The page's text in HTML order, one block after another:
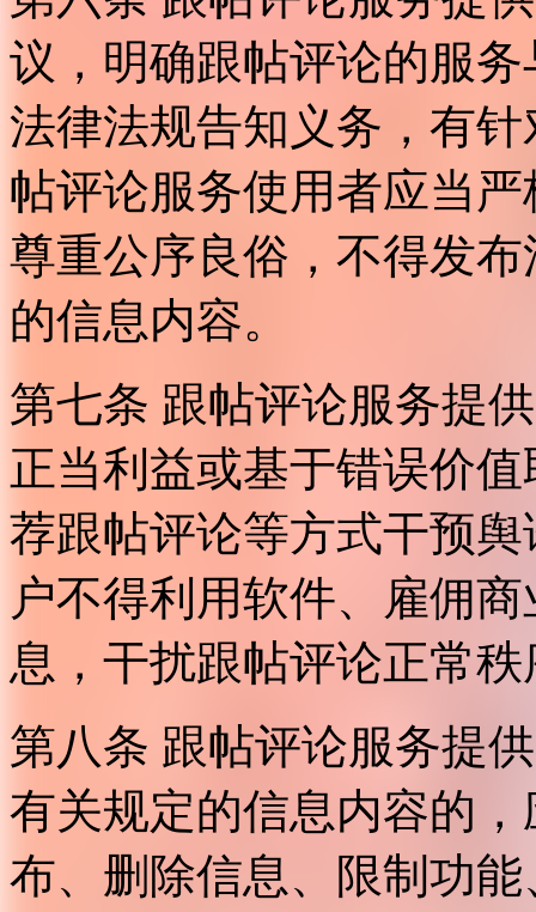
议，明确跟帖评论的服
法律法规告知义务，有
帖评论服务使用者应当
尊重公序良俗，不得发
的信息内容。
第七条 跟帖评论服务提
正当利益或基于错误价
荐跟帖评论等方式干预
户不得利用软件、雇佣
息，干扰跟帖评论正常
第八条 跟帖评论服务提
有关规定的信息内容的
布、删除信息、限制功